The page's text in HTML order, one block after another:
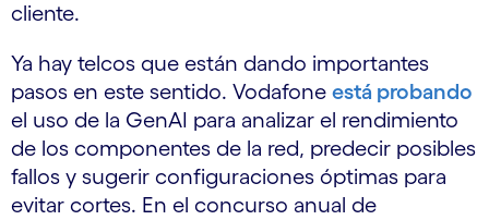
cliente.
Ya hay telcos que están dando importantes
pasos en este sentido. Vodafone está probando
el uso de la GenAI para analizar el rendimiento
de los componentes de la red, predecir posibles
fallos y sugerir configuraciones óptimas para
evitar cortes. En el concurso anual de